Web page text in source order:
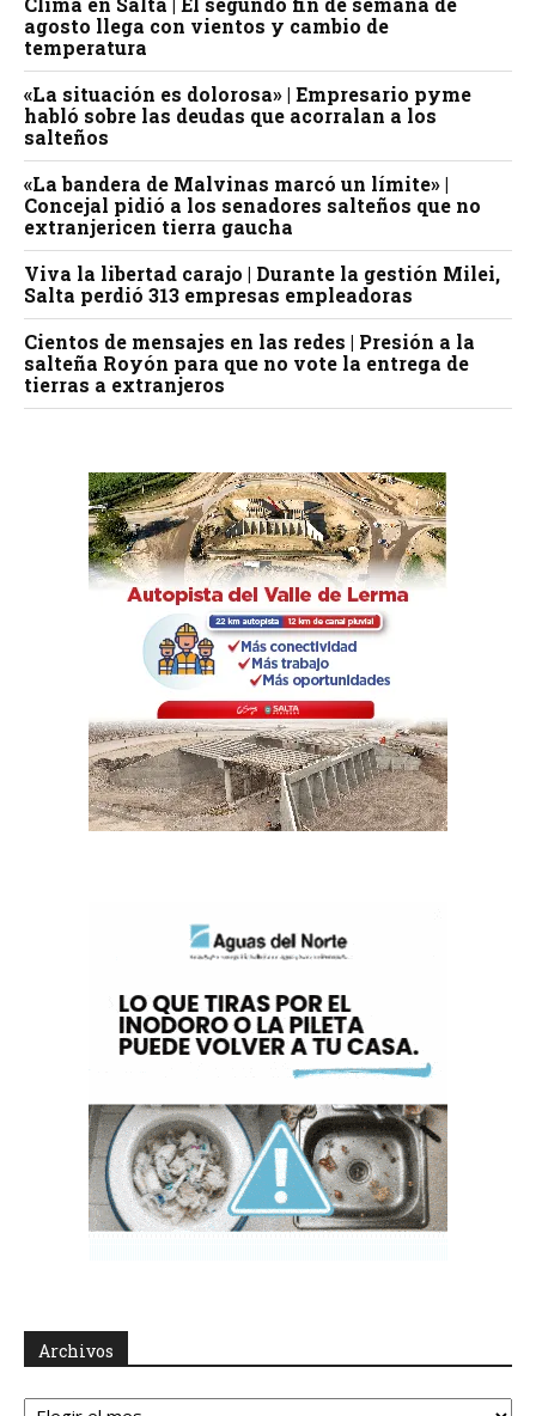
agosto llega con vientos y cambio de
temperatura
«La situación es dolorosa» | Empresario pyme
habló sobre las deudas que acorralan a los
salteños
«La bandera de Malvinas marcó un límite» |
Concejal pidió a los senadores salteños que no
extranjericen tierra gaucha
Viva la libertad carajo | Durante la gestión Milei,
Salta perdió 313 empresas empleadoras
Cientos de mensajes en las redes | Presión a la
salteña Royón para que no vote la entrega de
tierras a extranjeros
Archivos
Archivos